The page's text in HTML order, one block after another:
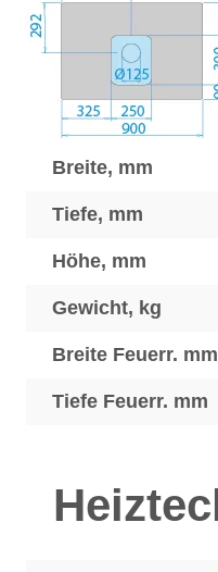
Breite, mm
Tiefe, mm
Höhe, mm
Gewicht, kg
Breite Feuerr. mm
Tiefe Feuerr. mm